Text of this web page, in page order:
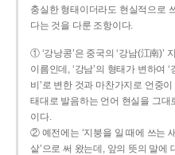
충실한 형태이더라도 현실적으로
다는 것을 다룬 조항이다.
① ‘강낭콩’은 중국의 ‘강남(江南)’
이름인데, ‘강남’의 형태가 변하여 ‘
비’로 변한 것과 마찬가지로 언중
태대로 발음하는 언어 현실을 그대
이다.
② 예전에는 ‘지붕을 일 때에 쓰는
샅’으로 써 왔는데, 앞의 뜻의 말에